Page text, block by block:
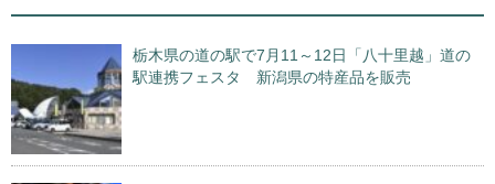
栃木県の道の駅で7月11～12日「八十里越」道の
駅連携フェスタ 新潟県の特産品を販売